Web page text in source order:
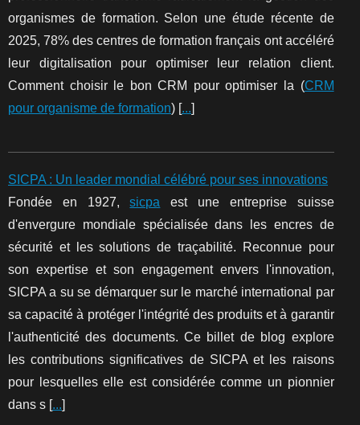
organismes de formation. Selon une étude récente de
2025, 78% des centres de formation français ont accéléré
leur digitalisation pour optimiser leur relation client.
Comment choisir le bon CRM pour optimiser la (CRM
pour organisme de formation) [...]
SICPA : Un leader mondial célébré pour ses innovations
Fondée en 1927,sicpa est une entreprise suisse
d'envergure mondiale spécialisée dans les encres de
sécurité et les solutions de traçabilité. Reconnue pour
son expertise et son engagement envers l'innovation,
SICPA a su se démarquer sur le marché international par
sa capacité à protéger l'intégrité des produits et à garantir
l'authenticité des documents. Ce billet de blog explore
les contributions significatives de SICPA et les raisons
pour lesquelles elle est considérée comme un pionnier
dans s [...]